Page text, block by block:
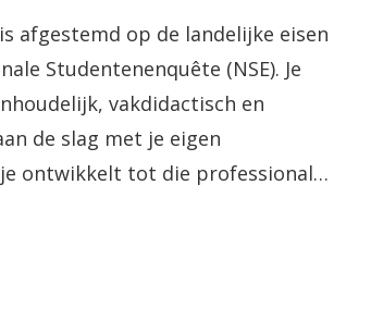
afgestemd op de landelijke eisen
Studentenenquête (NSE). Je
vakdidactisch en
de slag met je eigen
ontwikkelt tot die professional
Door deze setting en het flexibele